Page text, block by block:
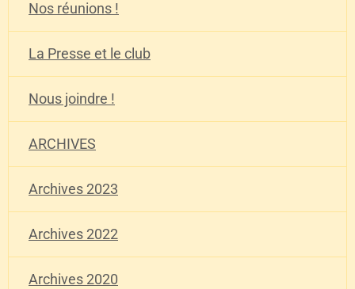
Nos réunions !
La Presse et le club
Nous joindre !
ARCHIVES
Archives 2023
Archives 2022
Archives 2020